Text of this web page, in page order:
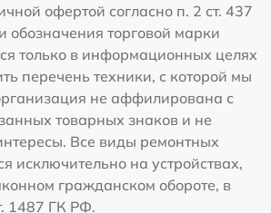
офертой согласно п. 2 ст. 437
торговой марки
только в информационных целях
перечень техники, с которой мы
не аффилирована с
товарных знаков и не
Все виды ремонтных
исключительно на устройствах,
гражданском обороте, в
1487 ГК РФ.